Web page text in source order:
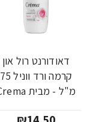
דאודורנט רול און
קרמה ורד ווניל 75
מ"ל - מבית Crema